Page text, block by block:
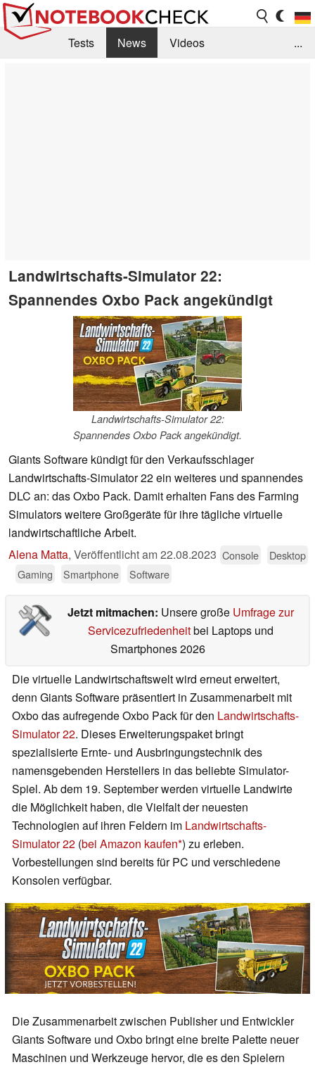
Tests News
Videos
...
Landwirtschafts-Simulator 22:
Spannendes Oxbo Pack angekündigt
Landwirtschafts-Simulator 22:
Spannendes Oxbo Pack angekündigt.
Giants Software kündigt für den Verkaufsschlager
Landwirtschafts-Simulator 22 ein weiteres und spannendes
DLC an: das Oxbo Pack. Damit erhalten Fans des Farming
Simulators weitere Großgeräte für ihre tägliche virtuelle
landwirtschaftliche Arbeit.
Alena Matta, Veröffentlicht am22.08.2023 Console
Desktop
Gaming
Smartphone Software
Jetzt mitmachen: Unsere große Umfrage zur
Servicezufriedenheitbei Laptops und
Smartphones 2026
Die virtuelle Landwirtschaftswelt wird erneut erweitert,
denn Giants Software präsentiert in Zusammenarbeit mit
Oxbo das aufregende Oxbo Pack für den Landwirtschafts-
Simulator 22. Dieses Erweiterungspaket bringt
spezialisierte Ernte- und Ausbringungstechnik des
namensgebenden Herstellers in das beliebte Simulator-
Spiel. Ab dem 19. September werden virtuelle Landwirte
die Möglichkeit haben, die Vielfalt der neuesten
Technologien auf ihren Feldern im Landwirtschafts-
Simulator 22 (bei Amazon kaufen ) zu erleben.
Vorbestellungen sind bereits für PC und verschiedene
Konsolen verfügbar.
Die Zusammenarbeit zwischen Publisher und Entwickler
Giants Software und Oxbo bringt eine breite Palette neuer
Maschinen und Werkzeuge hervor, die es den Spielern